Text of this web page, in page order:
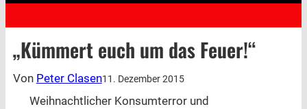
„Kümmert euch um das Feuer!“
Von Peter Clasen11. Dezember 2015
Weihnachtlicher Konsumterror und